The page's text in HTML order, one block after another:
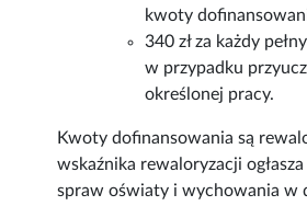
kwoty
340 zł za każdy
w przypadku
określonej pracy.
Kwoty dofinansowania są
wskaźnika rewaloryzacji
spraw oświaty i wychowania w